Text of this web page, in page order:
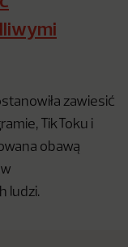
zawiesić
TikToku i
obawą
ludzi.